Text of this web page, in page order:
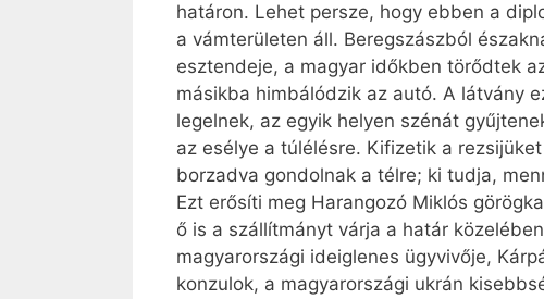
határon. Lehet persze, hogy ebben a
a vámterületen áll. Beregszászból
esztendeje, a magyar időkben törődtek
másikba himbálódzik az autó. A látvány
legelnek, az egyik helyen szénát
az esélye a túlélésre. Kifizetik a
borzadva gondolnak a télre; ki tudja,
Ezt erősíti meg Harangozó Miklós
ő is a szállítmányt várja a határ
magyarországi ideiglenes ügy­vivője,
konzulok, a magyarországi ukrán